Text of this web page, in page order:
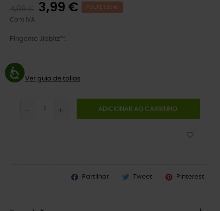
3,99 € POUPE 1,00 €
Com IVA
Pingente Jibbitz™.
Ver guía de tallas
ADICIONAR AO CARRINHO
Partilhar Tweet Pinterest